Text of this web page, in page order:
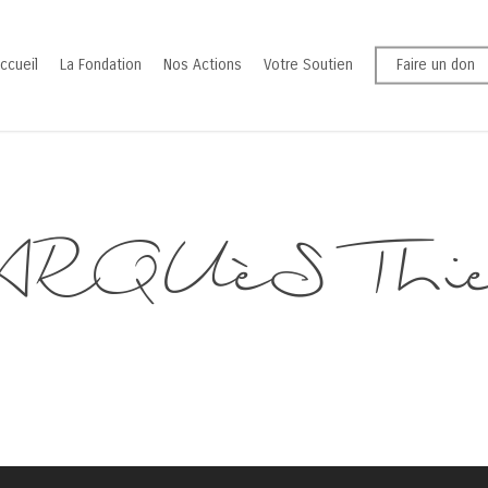
La Fondation Nos Actions Votre Soutien Faire un don